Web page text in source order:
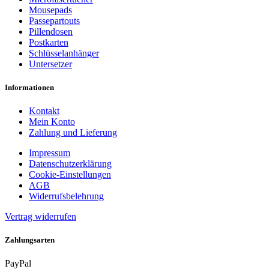
Mousepads
Passepartouts
Pillendosen
Postkarten
Schlüsselanhänger
Untersetzer
Informationen
Kontakt
Mein Konto
Zahlung und Lieferung
Impressum
Datenschutzerklärung
Cookie-Einstellungen
AGB
Widerrufsbelehrung
Vertrag widerrufen
Zahlungsarten
PayPal